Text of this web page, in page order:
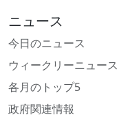
ニュース
今日のニュース
ウィークリーニュース
各月のトップ5
政府関連情報